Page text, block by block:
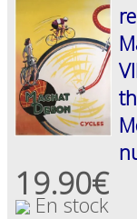
19.90€
En stock